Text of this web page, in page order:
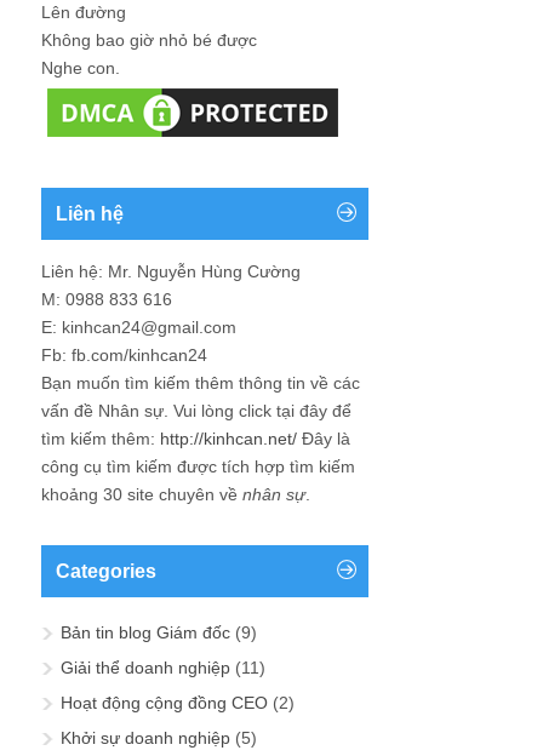
Lên đường
Không bao giờ nhỏ bé được
Nghe con.
Liên hệ
Liên hệ: Mr. Nguyễn Hùng Cường
M: 0988 833 616
E: kinhcan24@gmail.com
Fb: fb.com/kinhcan24
Bạn muốn tìm kiếm thêm thông tin về các
vấn đề Nhân sự . Vui lòng click tại đây để
tìm kiếm thêm: http://kinhcan.net/ Đây là
công cụ tìm kiếm được tích hợp tìm kiếm
khoảng 30 site chuyên về nhân sự.
Categories
Bản tin blog Giám đốc (9)
Giải thể doanh nghiệp (11)
Hoạt động cộng đồng CEO (2)
Khởi sự doanh nghiệp (5)